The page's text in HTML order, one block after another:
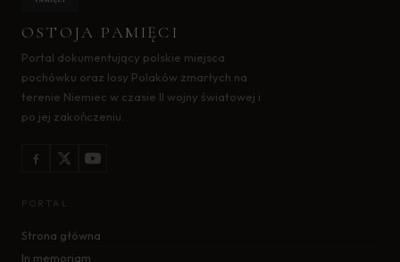
OSTOJA PAMIĘCI
Portal dokumentujący polskie miejsca
pochówku oraz losy Polaków zmarłych na
terenie Niemiec w czasie II wojny światowej i
po jej zakończeniu.
PORTAL
Strona główna
In memoriam